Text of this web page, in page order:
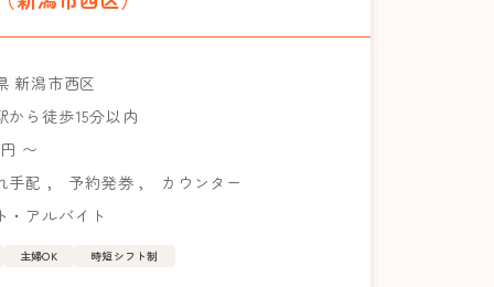
新潟市西区
から徒歩15分以内
〜
手配 ， 予約発券，
カウンター
・アルバイト
主婦OK 時短シフト制